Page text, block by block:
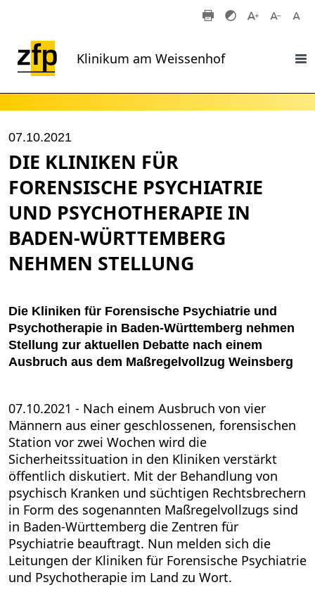
Klinikum am Weissenhof
07.10.2021
DIE KLINIKEN FÜR
FORENSISCHE PSYCHIATRIE
UND PSYCHOTHERAPIE IN
BADEN-WÜRTTEMBERG
NEHMEN STELLUNG
Die Kliniken für Forensische Psychiatrie und
Psychotherapie in Baden-Württemberg nehmen
Stellung zur aktuellen Debatte nach einem
Ausbruch aus dem Maßregelvollzug Weinsberg
07.10.2021 - Nach einem Ausbruch von vier
Männern aus einer geschlossenen, forensischen
Station vor zwei Wochen wird die
Sicherheitssituation in den Kliniken verstärkt
öffentlich diskutiert. Mit der Behandlung von
psychisch Kranken und süchtigen Rechtsbrechern
in Form des sogenannten Maßregelvollzugs sind
in Baden-Württemberg die Zentren für
Psychiatrie beauftragt. Nun melden sich die
Leitungen der Kliniken für Forensische Psychiatrie
und Psychotherapie im Land zu Wort.